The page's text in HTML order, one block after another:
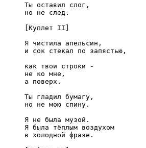
Ты оставил слог,
но не след.
[Куплет II]
Я чистила апельсин,
и сок стекал по запястью,
как твои строки -
не ко мне,
а поверх.
Ты гладил бумагу,
но не мою спину.
Я не была музой.
Я была тёплым воздухом
в холодной фразе.